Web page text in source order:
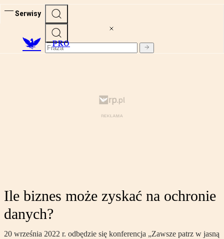
Serwisy
PRO
Ile biznes może zyskać na ochronie
danych?
20 września 2022 r. odbędzie się konferencja „Zawsze patrz w jasną